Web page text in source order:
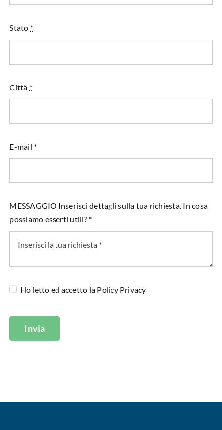
Stato *
Città *
E-mail *
MESSAGGIO Inserisci dettagli sulla tua richiesta. In cosa
possiamo esserti utili? *
Ho letto ed accetto la Policy Privacy
Invia